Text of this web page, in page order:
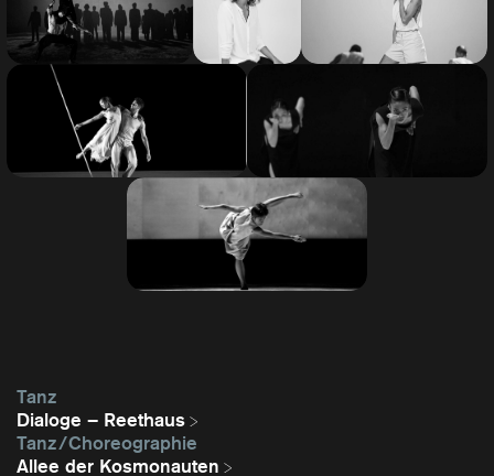
Tanz
Dialoge – Reethaus
Tanz / Choreographie
Allee der Kosmonauten